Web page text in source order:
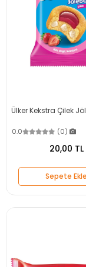
Ülker Kekstra Çilek
0.0 (0)
20,00 TL
Sepete Ekle